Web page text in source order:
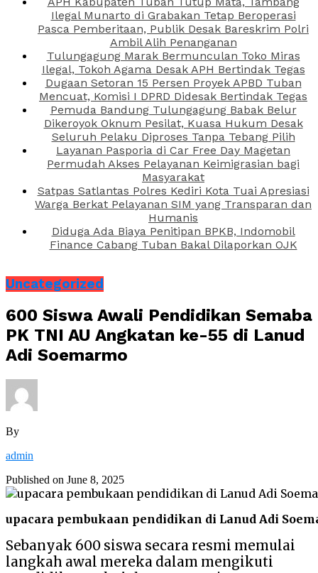
Ilegal Munarto di Grabakan Tetap Beroperasi
Pasca Pemberitaan, Publik Desak Bareskrim Polri
Ambil Alih Penanganan
Tulungagung Marak Bermunculan Toko Miras
Ilegal, Tokoh Agama Desak APH Bertindak Tegas
Dugaan Setoran 15 Persen Proyek APBD Tuban
Mencuat, Komisi I DPRD Didesak Bertindak Tegas
Pemuda Bandung Tulungagung Babak Belur
Dikeroyok Oknum Pesilat, Kuasa Hukum Desak
Seluruh Pelaku Diproses Tanpa Tebang Pilih
Layanan Pasporia di Car Free Day Magetan
Permudah Akses Pelayanan Keimigrasian bagi
Masyarakat
Satpas Satlantas Polres Kediri Kota Tuai Apresiasi
Warga Berkat Pelayanan SIM yang Transparan dan
Humanis
Diduga Ada Biaya Penitipan BPKB, Indomobil
Finance Cabang Tuban Bakal Dilaporkan OJK
Uncategorized
600 Siswa Awali Pendidikan Semaba
PK TNI AU Angkatan ke-55 di Lanud
Adi Soemarmo
By
admin
Published on June 8, 2025
upacara pembukaan pendidikan di Lanud Adi
Sebanyak 600 siswa secara resmi memulai
langkah awal mereka dalam mengikuti